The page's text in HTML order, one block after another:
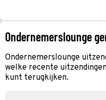
Ondernemerslounge
Ondernemerslounge
welke recente
kunt terugkijken.